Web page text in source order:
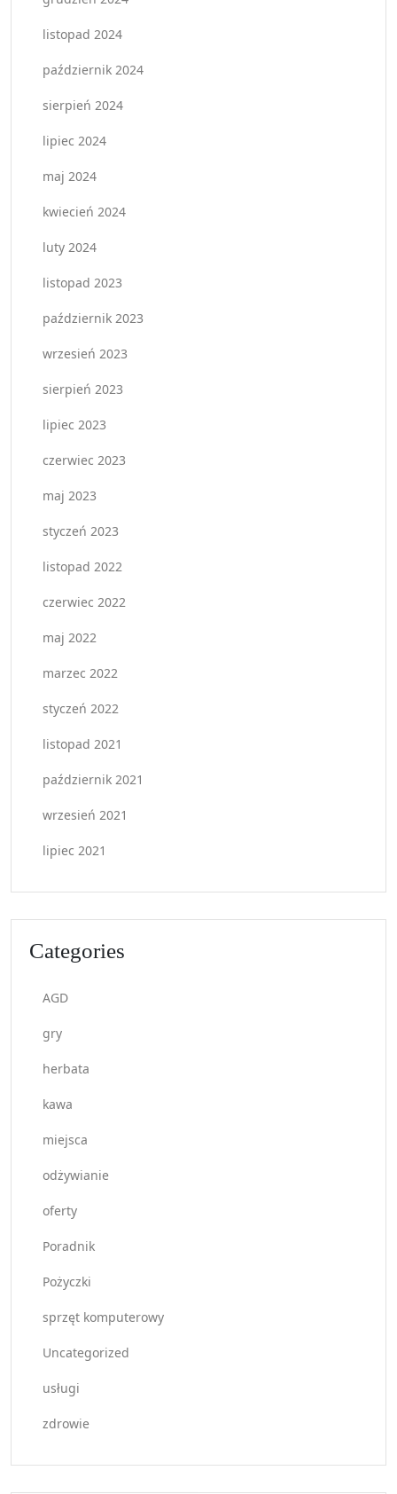
listopad 2024
październik 2024
sierpień 2024
lipiec 2024
maj 2024
kwiecień 2024
luty 2024
listopad 2023
październik 2023
wrzesień 2023
sierpień 2023
lipiec 2023
czerwiec 2023
maj 2023
styczeń 2023
listopad 2022
czerwiec 2022
maj 2022
marzec 2022
styczeń 2022
listopad 2021
październik 2021
wrzesień 2021
lipiec 2021
Categories
AGD
gry
herbata
kawa
miejsca
odżywianie
oferty
Poradnik
Pożyczki
sprzęt komputerowy
Uncategorized
usługi
zdrowie